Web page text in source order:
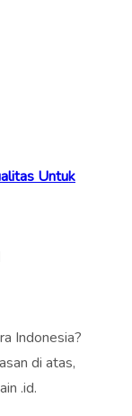
Untuk
Indonesia?
di atas,
.id.